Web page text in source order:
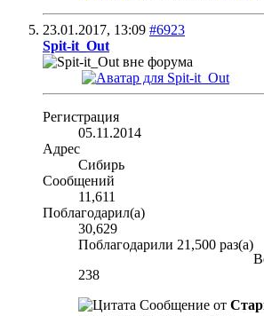
23.01.2017, 13:09 #6923
Spit-it_Out
Регистрация
05.11.2014
Адрес
Сибирь
Сообщений
11,611
Поблагодарил(а)
30,629
Поблагодарили 21,500 раз(а)
238
Сообщение от